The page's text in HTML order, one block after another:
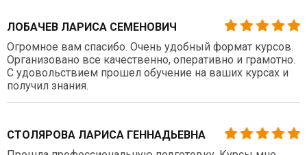
ЛОБАЧЕВ ЛАРИСА СЕМЕНОВИЧ
Огромное вам спасибо. Очень удобный формат курсов.
Организовано все качественно, оперативно и грамотно.
С удовольствием прошел обучение на ваших курсах и
получил знания.
СТОЛЯРОВА ЛАРИСА ГЕННАДЬЕВНА